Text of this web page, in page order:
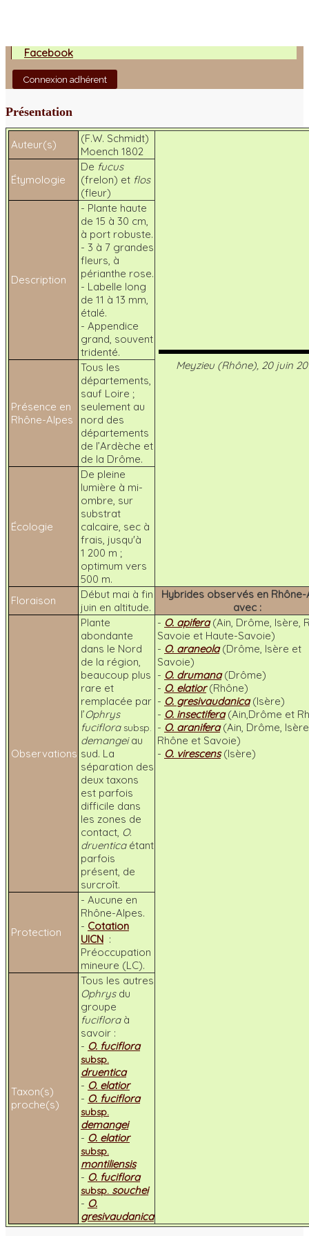
Facebook
Connexion adhérent
Présentation
Auteur(s)
(F.W. Schmidt)
Moench 1802
Meyzieu (Rhône), 20 juin
Étymologie
De fucus
(frelon) et flos
(fleur)
Description
- Plante haute
de 15 à 30 cm,
à port robuste.
- 3 à 7 grandes
fleurs, à
périanthe rose.
- Labelle long
de 11 à 13 mm,
étalé.
- Appendice
grand, souvent
tridenté.
Présence en
Rhône-Alpes
Tous les
départements,
sauf Loire ;
seulement au
nord des
départements
de l’Ardèche et
de la Drôme.
Écologie
De pleine
lumière à mi-
ombre, sur
substrat
calcaire, sec à
frais, jusqu'à
1 200 m ;
optimum vers
500 m.
Floraison
Début mai à fin
juin en altitude.
Hybrides observés en Rhône-
avec :
Observations
Plante
abondante
dans le Nord
de la région,
beaucoup plus
rare et
remplacée par
l’Ophrys
fuciflora subsp.
demangeiau
sud. La
séparation des
deux taxons
est parfois
difficile dans
les zones de
contact, O.
druenticaétant
parfois
présent, de
surcroît.
- O. apifera(Ain, Drôme, Isère,
Savoie et Haute-Savoie)
- O. araneola(Drôme, Isère et
Savoie)
- O. drumana(Drôme)
- O. elatior(Rhône)
- O. gresivaudanica(Isère)
- O. insectifera(Ain,Drôme et
- O. aranifera(Ain, Drôme,
Rhône et Savoie)
- O. virescens(Isère)
Protection
- Aucune en
Rhône-Alpes.
- Cotation
UICN :
Préoccupation
mineure (LC).
Taxon(s)
proche(s)
Tous les autres
Ophrysdu
groupe
fucifloraà
savoir :
- O. fuciflora
subsp.
druentica
- O. elatior
- O. fuciflora
subsp.
demangei
- O. elatior
subsp.
montiliensis
- O. fuciflora
subsp. souchei
- O.
gresivaudanica